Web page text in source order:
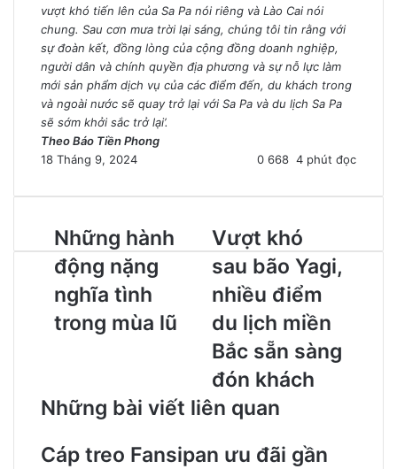
vượt khó tiến lên của Sa Pa nói riêng và Lào Cai nói
chung. Sau cơn mưa trời lại sáng, chúng tôi tin rằng với
sự đoàn kết, đồng lòng của cộng đồng doanh nghiệp,
người dân và chính quyền địa phương và sự nỗ lực làm
mới sản phẩm dịch vụ của các điểm đến, du khách trong
và ngoài nước sẽ quay trở lại với Sa Pa và du lịch Sa Pa
sẽ sớm khởi sắc trở lại’.
Theo Báo Tiền Phong
18 Tháng 9, 2024
0 668 4 phút đọc
Những hành
động nặng
nghĩa tình
trong mùa lũ
Vượt khó
sau bão Yagi,
nhiều điểm
du lịch miền
Bắc sẵn sàng
đón khách
Những bài viết liên quan
Cáp treo Fansipan ưu đãi gần